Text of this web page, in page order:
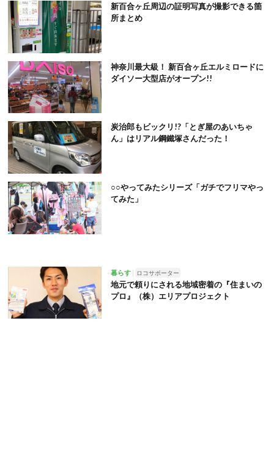
新百合ヶ丘周辺の証明写真が撮影できる箇
所まとめ
神奈川最大級！ 新百合ヶ丘エルミロードに
ダイソー大型店がオープン!!
炭治郎もビックリ!?「とぎ屋のあいちゃ
ん」はリアル鋼鐵塚さんだった！
○○やってみたシリーズ「ガチでフリマやっ
てみた」
暮らす ロコサポーター
地元で頼りにされる地域密着の『住まいの
プロ』（株）エリアプロジェクト